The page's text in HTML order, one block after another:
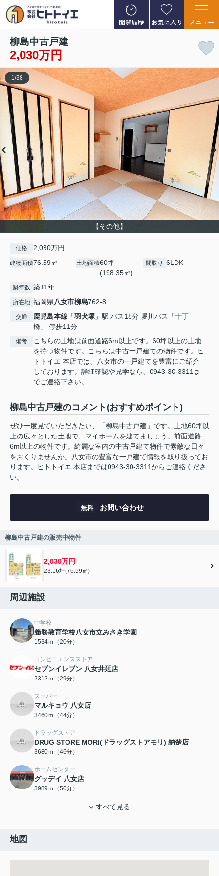
閲覧履歴 お気に入り メニュー
柳島中古戸建
2,030万円
【その他】
1 /38
価格 2,030万円
建物面積76.59㎡ 土地面積60坪
(198.35㎡)
間取り 6LDK
築年数 築11年
所在地 福岡県八女市柳島762-8
交通 鹿児島本線 「羽犬塚 」駅 バス18分 堀川バス「十丁
橋」 停歩11分
備考
こちらの土地は前面道路6m以上です。60坪以上の土地
を持つ物件です。こちらは中古一戸建ての物件です。ヒ
トトイエ 本店では、八女市の一戸建てを豊富にご紹介
しております。詳細確認や見学なら、0943-30-3311ま
でご連絡下さい。
柳島中古戸建のコメント(おすすめポイント)
ぜひ一度見ていただきたい、「柳島中古戸建」です。土地60坪以
上の広々とした土地で、マイホームを建てましょう。前面道路
6m以上の物件です。綺麗な室内の中古戸建て物件で素敵な日々
をおくりませんか。八女市の豊富な一戸建て情報を取り扱ってお
ります。ヒトトイエ 本店までは0943-30-3311からご連絡くださ
い。
無料 お問い合わせ
柳島中古戸建の販売中物件
2,030万円
23.16坪(76.59㎡)
周辺施設
中学校
義務教育学校八女市立みさき学園
1534ｍ（20分）
コンビニエンスストア
セブンイレブン 八女井延店
2312ｍ（29分）
スーパー
マルキョウ 八女店
3460ｍ（44分）
ドラッグストア
DRUG STORE MORI(ドラッグストアモリ) 納楚店
3680ｍ（46分）
ホームセンター
グッデイ 八女店
3989ｍ（50分）
すべて見る
地図